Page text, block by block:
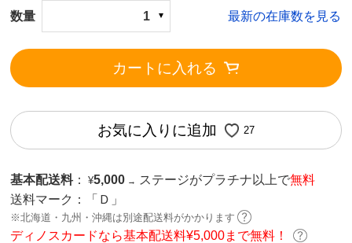
数量 1 最新の在庫数を見る
カートに入れる
お気に入りに追加 27
基本配送料 ： ¥5,000 → ステージがプラチナ以上で無料
送料マーク：
「Ｄ」
※北海道・九州・沖縄は別途配送料がかかります
ディノスカードなら基本配送料¥5,000まで無料！